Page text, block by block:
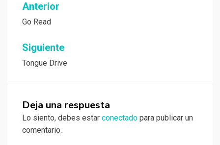
Navegación
de
entradas
Anterior
Go Read
Siguiente
Tongue Drive
Deja una respuesta
Lo siento, debes estar conectado para publicar un
comentario.